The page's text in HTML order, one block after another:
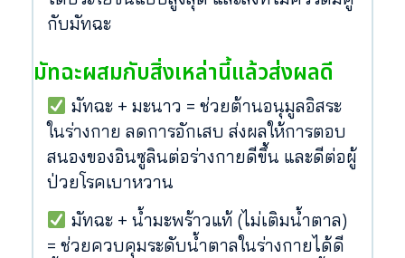
กับมัทฉะ
มัทฉะผสมกับสิ่งเหล่านี้แล้วส่งผลดี
มัทฉะ + มะนาว = ช่วยต้านอนุมูลอิสระ
ในร่างกาย ลดการอักเสบ ส่งผลให้การตอบ
สนองของอินซูลินต่อร่างกายดีขึ้น และดีต่อผู้
ป่วยโรคเบาหวาน
มัทฉะ + น้ำมะพร้าวแท้ (ไม่เติมน้ำตาล)
= ช่วยควบคุมระดับน้ำตาลในร่างกายได้ดี